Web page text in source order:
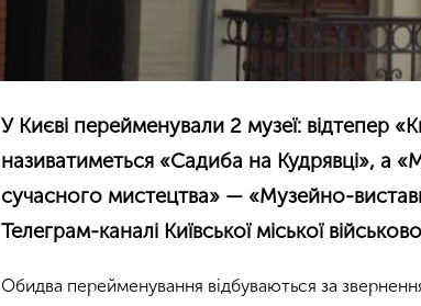
У Києві перейменували 2 музеї: відтепер
називатиметься «Садиба на Кудрявці», а
сучасного мистецтва» — «Музейно-
Телеграм-каналі Київської міської
Обидва перейменування відбуваються за